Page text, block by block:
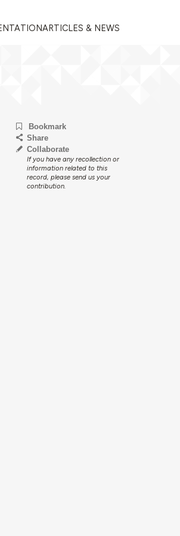
ARTICLES & NEWS
Bookmark
Share
Collaborate
If you have any recollection or
information related to this
record, please send us your
contribution.